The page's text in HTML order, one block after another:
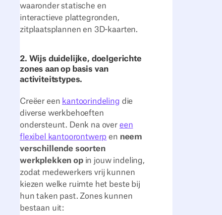
waaronder statische en
interactieve plattegronden,
zitplaatsplannen en 3D-kaarten.
2. Wijs duidelijke, doelgerichte
zones aan op basis van
activiteitstypes.
Creëer een kantoorindeling die
diverse werkbehoeften
ondersteunt. Denk na over een
flexibel kantoorontwerp en neem
verschillende soorten
werkplekken opin jouw indeling,
zodat medewerkers vrij kunnen
kiezen welke ruimte het beste bij
hun taken past. Zones kunnen
bestaan uit: